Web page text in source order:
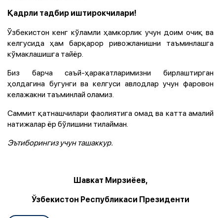
Қадрли тадбир иштирокчилари!
Ўзбекистон кенг кўламли ҳамкорлик учун доим очиқ ва
келгусида ҳам барқарор ривожланишни таъминлашга
кўмаклашишга тайёр.
Биз барча саъй-ҳаракатларимизни бирлаштирган
ҳолдагина бугунги ва келгуси авлодлар учун фаровон
келажакни таъминлай оламиз.
Саммит қатнашчилари фаолиятига омад ва катта амалий
натижалар ёр бўлишини тилайман.
Эътиборингиз учун ташаккур.
Шавкат Мирзиёев,
Ўзбекистон Республикаси Президенти